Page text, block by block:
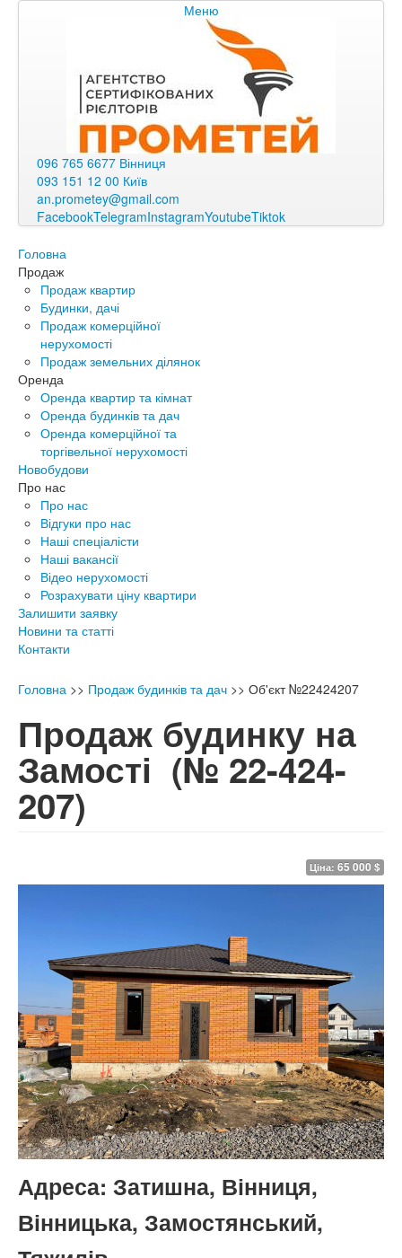
Меню
096 765 6677 Вінниця
093 151 12 00 Київ
an.prometey@gmail.com
FacebookTelegramInstagramYoutubeTiktok
Головна
Продаж
Продаж квартир
Будинки, дачі
Продаж комерційної
нерухомості
Продаж земельних ділянок
Оренда
Оренда квартир та кімнат
Оренда будинків та дач
Оренда комерційної та
торгівельної нерухомості
Новобудови
Про нас
Про нас
Відгуки про нас
Наші спеціалісти
Наші вакансії
Відео нерухомості
Розрахувати ціну квартири
Залишити заявку
Новини та статті
Контакти
Головна >> Продаж будинків та дач >> Об'єкт №22424207
Продаж будинку на
Замості (№ 22-424-
207)
Ціна: 65 000 $
Адреса: Затишна, Вінниця,
Вінницька, Замостянський,